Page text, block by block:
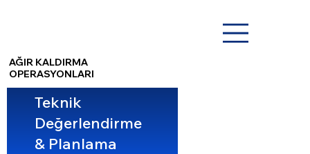
AĞIR KALDIRMA
OPERASYONLARI
Teknik
Değerlendirme
& Planlama